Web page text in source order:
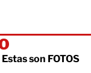
son FOTOS